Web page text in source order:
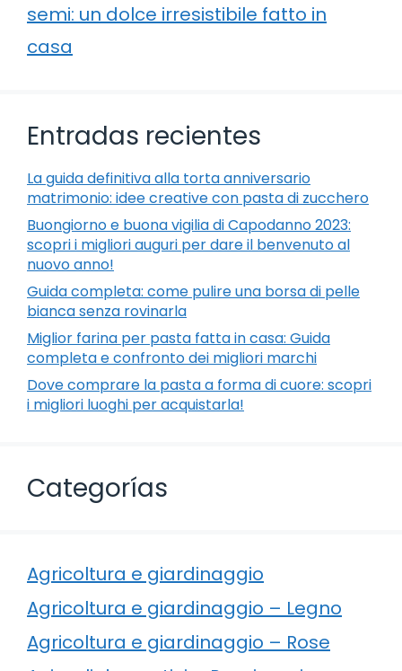
semi: un dolce irresistibile fatto in
casa
Entradas recientes
La guida definitiva alla torta anniversario
matrimonio: idee creative con pasta di zucchero
Buongiorno e buona vigilia di Capodanno 2023:
scopri i migliori auguri per dare il benvenuto al
nuovo anno!
Guida completa: come pulire una borsa di pelle
bianca senza rovinarla
Miglior farina per pasta fatta in casa: Guida
completa e confronto dei migliori marchi
Dove comprare la pasta a forma di cuore: scopri
i migliori luoghi per acquistarla!
Categorías
Agricoltura e giardinaggio
Agricoltura e giardinaggio – Legno
Agricoltura e giardinaggio – Rose